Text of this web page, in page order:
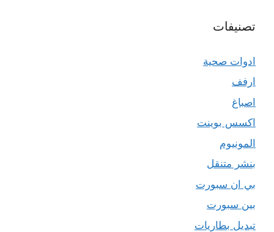
تصنيفات
ادوات صحية
ارفف
اصباغ
اكسس بوينت
المونيوم
بنشر متنقل
بي ان سبورت
بين سبورت
تبديل بطاريات